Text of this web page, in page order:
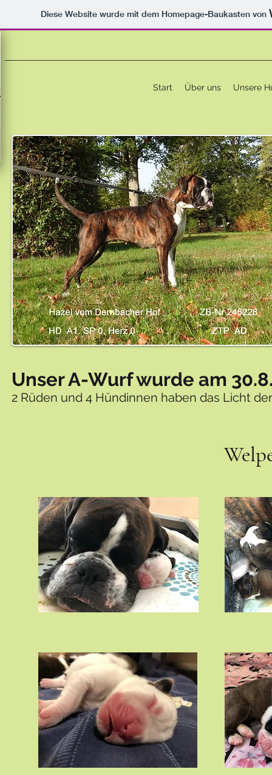
Diese Website wurde mit dem Homepage-Baukasten von
Start Über uns Unsere
Unser A-Wurf wurde am
2 Rüden und 4 Hündinnen haben das Licht